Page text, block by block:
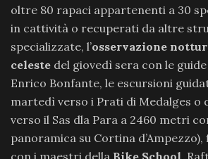
oltre 80 rapaci appartenenti a 30
in cattività o recuperati da altre
specializzate, l’osservazione
celeste del giovedì sera con le
Enrico Bonfante, le escursioni
martedì verso i Prati di Medalges o
verso il Sas dla Para a 2460 metri
panoramica su Cortina